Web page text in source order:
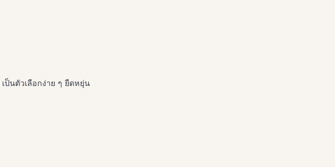
เป็นตัวเลือกง่าย ๆ ยืดหยุ่น